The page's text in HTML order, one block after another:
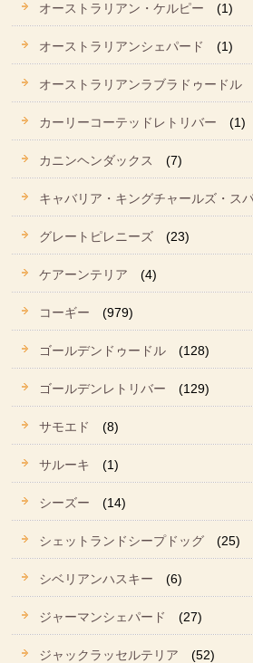
オーストラリアン・ケルピー (1)
オーストラリアンシェパード (1)
オーストラリアンラブラドゥードル
カーリーコーテッドレトリバー (1)
カニンヘンダックス (7)
キャバリア・キングチャールズ・ス
グレートピレニーズ (23)
ケアーンテリア (4)
コーギー (979)
ゴールデンドゥードル (128)
ゴールデンレトリバー (129)
サモエド (8)
サルーキ (1)
シーズー (14)
シェットランドシープドッグ (25)
シベリアンハスキー (6)
ジャーマンシェパード (27)
ジャックラッセルテリア (52)